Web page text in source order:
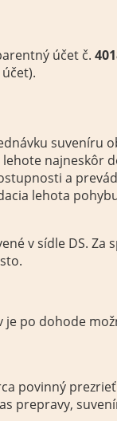
účet č.
suveníru
najneskôr
a
lehota
v sídle DS.
po dohode
povinný
prepravy,